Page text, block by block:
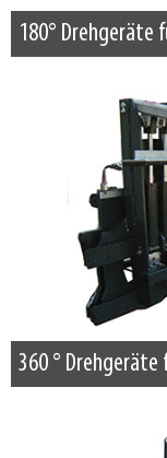
180° Drehgeräte
360 ° Drehgeräte